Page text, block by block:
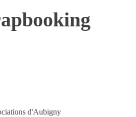
d'Aubigny